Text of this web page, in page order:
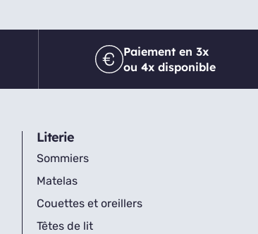
Paiement en 3x
ou 4x disponible
Literie
Sommiers
Matelas
Couettes et oreillers
Têtes de lit